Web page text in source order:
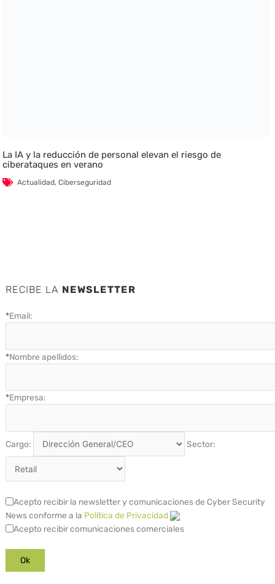
La IA y la reducción de personal elevan el riesgo de
ciberataques en verano
Actualidad,Ciberseguridad
RECIBE LA NEWSLETTER
*Email:
*Nombre apellidos:
*Empresa:
Cargo: Sector:
Acepto recibir la newsletter y comunicaciones de Cyber Security
News conforme a la Política de Privacidad
Acepto recibir comunicaciones comerciales